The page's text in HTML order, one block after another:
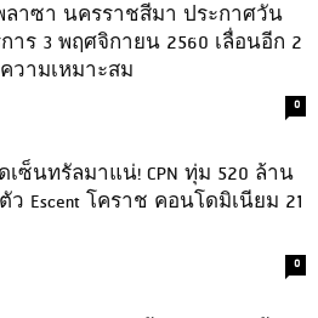
ลาซา นครราชสีมา ประกาศวัน
าร 3 พฤศจิกายน 2560 เลื่อนอีก 2
วามเหมาะสม
0
ซ็นทรัลมาแน่! CPN ทุ่ม 520 ล้าน
Escent โคราช คอนโดมิเนียม 21
0